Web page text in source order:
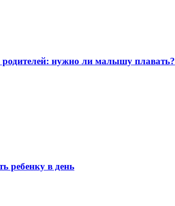
нужно ли малышу плавать?
ребенку в день